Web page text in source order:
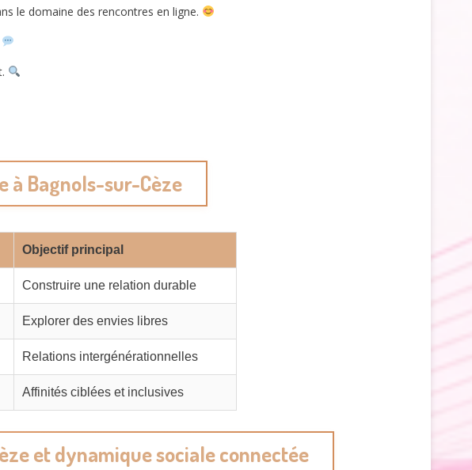
le domaine des rencontres en ligne.
à Bagnols-sur-Cèze
Objectif principal
Construire une relation durable
Explorer des envies libres
Relations intergénérationnelles
Affinités ciblées et inclusives
et dynamique sociale connectée